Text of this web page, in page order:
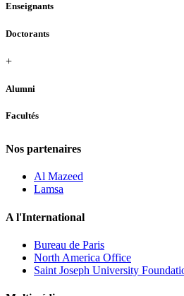
Enseignants
Doctorants
+
Alumni
Facultés
Nos partenaires
Al Mazeed
Lamsa
A l'International
Bureau de Paris
North America Office
Saint Joseph University